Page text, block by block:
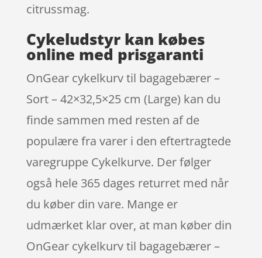
citrussmag.
Cykeludstyr kan købes
online med prisgaranti
OnGear cykelkurv til bagagebærer –
Sort – 42×32,5×25 cm (Large) kan du
finde sammen med resten af de
populære fra varer i den eftertragtede
varegruppe Cykelkurve. Der følger
også hele 365 dages returret med når
du køber din vare. Mange er
udmærket klar over, at man køber din
OnGear cykelkurv til bagagebærer –